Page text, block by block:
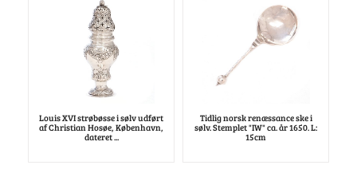
Louis XVI strøbøsse i sølv udført
af Christian Hosøe, København,
dateret ...
Tidlig norsk renæssance ske i
sølv. Stemplet "IW" ca. år 1650. L:
15cm